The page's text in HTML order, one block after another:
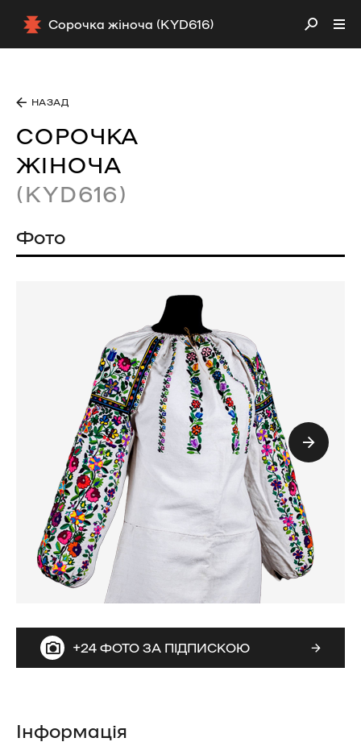
Сорочка жіноча (KYD616)
НАЗАД
СОРОЧКА
ЖІНОЧА
(KYD616)
Фото
+24 ФОТО ЗА ПІДПИСКОЮ
Інформація